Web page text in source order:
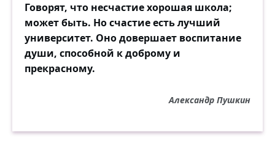
Говорят, что несчастие хорошая школа;
может быть. Но счастие есть лучший
университет. Оно довершает воспитание
души, способной к доброму и
прекрасному.
Александр Пушкин